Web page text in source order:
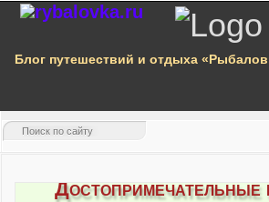
Блог путешествий и отдыха
Достопримечательные